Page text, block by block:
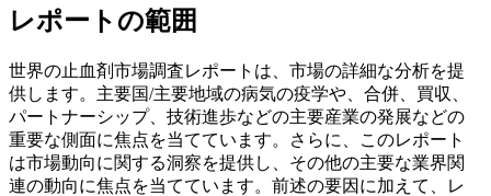
レポートの範囲
世界の止血剤市場調査レポートは、市場の詳細な分析を提
供します。主要国/主要地域の病気の疫学や、合併、買収、
パートナーシップ、技術進歩などの主要産業の発展などの
重要な側面に焦点を当てています。さらに、このレポート
は市場動向に関する洞察を提供し、その他の主要な業界関
連の動向に焦点を当てています。前述の要因に加えて、レ